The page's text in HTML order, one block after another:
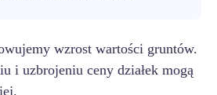
wzrost wartości gruntów.
i uzbrojeniu ceny działek mogą